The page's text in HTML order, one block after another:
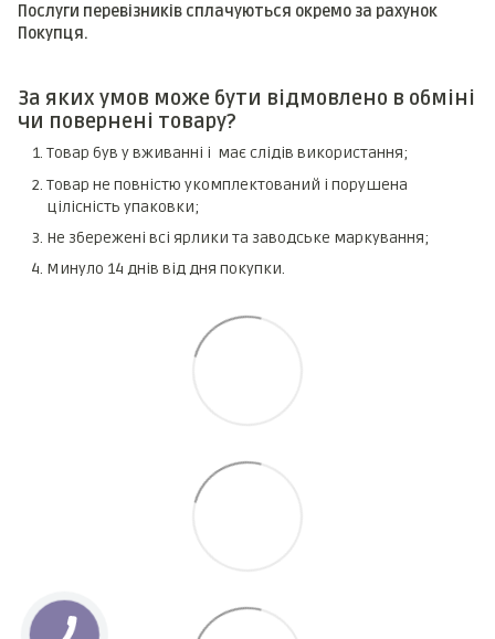
Послуги перевізників сплачуються окремо за рахунок
Покупця.
За яких умов може бути відмовлено в обміні
чи повернені товару?
Товар був у вживанні і має слідів використання;
Товар не повністю укомплектований і порушена
цілісність упаковки;
Не збережені всі ярлики та заводське маркування;
Минуло 14 днів від дня покупки.